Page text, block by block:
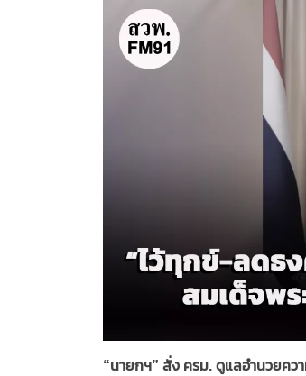
“นายกฯ” สั่ง ครม. ดูแลอำนวยควา